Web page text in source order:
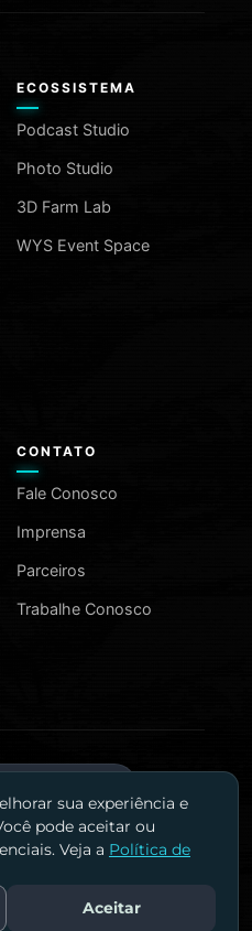
ECOSSISTEMA
Podcast Studio
Photo Studio
3D Farm Lab
WYS Event Space
CONTATO
Fale Conosco
Imprensa
Parceiros
Trabalhe Conosco
direitos reservados.
23.019.877/0001-20
Fale Conosco
sua experiência e
pode aceitar ou
Veja a Política de
Aceitar